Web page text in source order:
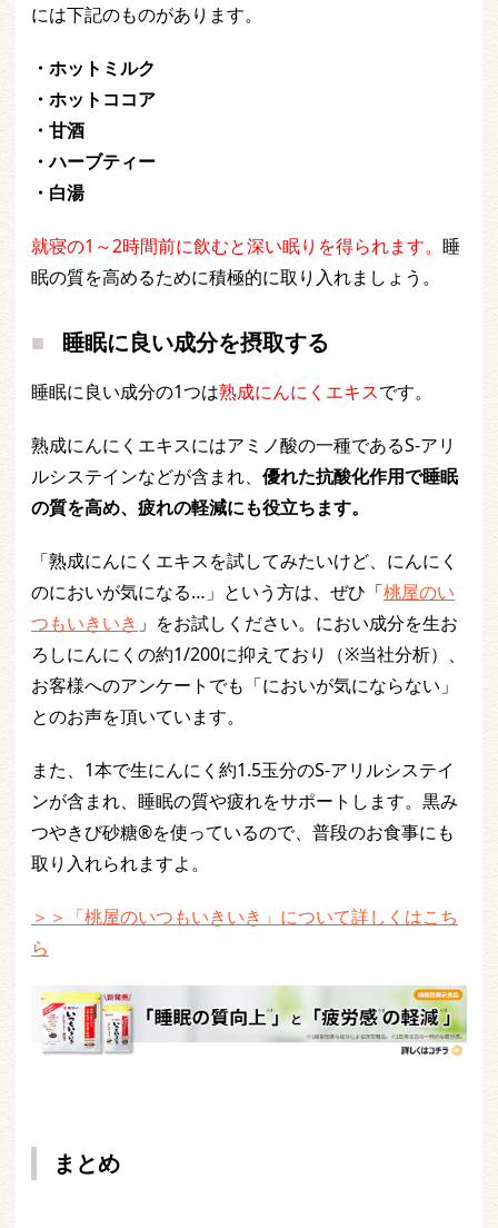
には下記のものがあります。
・ホットミルク
・ホットココア
・甘酒
・ハーブティー
・白湯
就寝の1～2時間前に飲むと深い眠りを得られます。 睡
眠の質を高めるために積極的に取り入れましょう。
睡眠に良い成分を摂取する
睡眠に良い成分の1つは熟成にんにくエキスです。
熟成にんにくエキスにはアミノ酸の一種であるS-アリ
ルシステインなどが含まれ、 優れた抗酸化作用で睡眠
の質を高め、疲れの軽減にも役立ちます。
「熟成にんにくエキスを試してみたいけど、にんにく
のにおいが気になる…」という方は、ぜひ「桃屋のい
つもいきいき 」をお試しください。におい成分を生お
ろしにんにくの約1/200に抑えており（※当社分析）、
お客様へのアンケートでも「においが気にならない」
とのお声を頂いています。
また、1本で生にんにく約1.5玉分のS-アリルシステイ
ンが含まれ、睡眠の質や疲れをサポートします。黒み
つやきび砂糖®を使っているので、普段のお食事にも
取り入れられますよ。
＞＞「桃屋のいつもいきいき」について詳しくはこち
ら
まとめ